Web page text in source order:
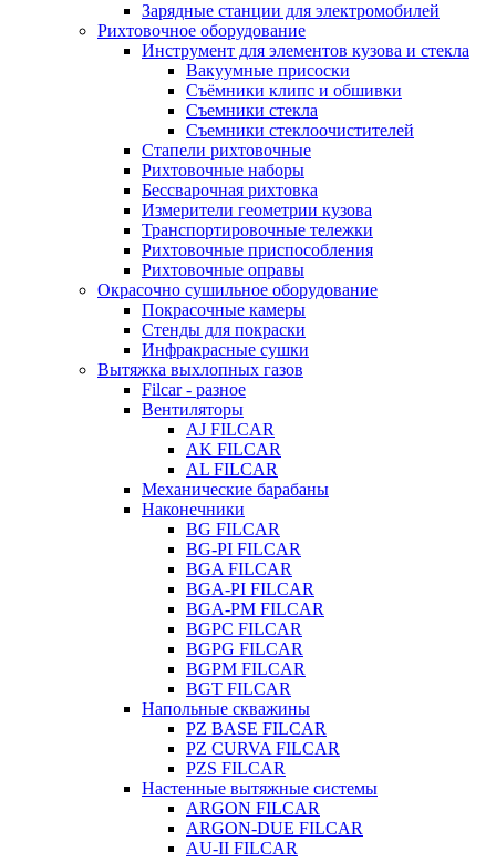
Зарядные станции для электромобилей
Рихтовочное оборудование
Инструмент для элементов кузова и стекла
Вакуумные присоски
Съёмники клипс и обшивки
Съемники стекла
Съемники стеклоочистителей
Стапели рихтовочные
Рихтовочные наборы
Бессварочная рихтовка
Измерители геометрии кузова
Транспортировочные тележки
Рихтовочные приспособления
Рихтовочные оправы
Окрасочно сушильное оборудование
Покрасочные камеры
Стенды для покраски
Инфракрасные сушки
Вытяжка выхлопных газов
Filcar - разное
Вентиляторы
AJ FILCAR
AK FILCAR
AL FILCAR
Механические барабаны
Наконечники
BG FILCAR
BG-PI FILCAR
BGA FILCAR
BGA-PI FILCAR
BGA-PM FILCAR
BGPC FILCAR
BGPG FILCAR
BGPM FILCAR
BGT FILCAR
Напольные скважины
PZ BASE FILCAR
PZ CURVA FILCAR
PZS FILCAR
Настенные вытяжные системы
ARGON FILCAR
ARGON-DUE FILCAR
AU-II FILCAR